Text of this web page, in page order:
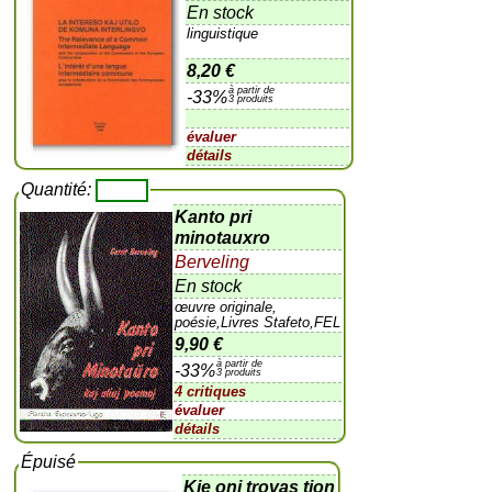
En stock
linguistique
8,20 €
-33%à partir de
3 produits
évaluer
détails
Quantité:
Kanto pri
minotauxro
Berveling
En stock
œuvre originale,
poésie,Livres Stafeto,FEL
9,90 €
-33%à partir de
3 produits
4 critiques
évaluer
détails
Épuisé
Kie oni trovas tion